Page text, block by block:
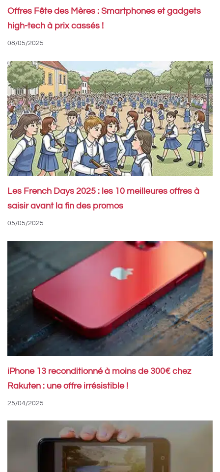
Offres Fête des Mères : Smartphones et gadgets
high-tech à prix cassés !
08/05/2025
Les French Days 2025 : les 10 meilleures offres à
saisir avant la fin des promos
05/05/2025
iPhone 13 reconditionné à moins de 300€ chez
Rakuten : une offre irrésistible !
25/04/2025